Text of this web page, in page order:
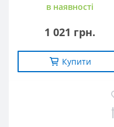
в наявностi
1 021 грн.
Купити